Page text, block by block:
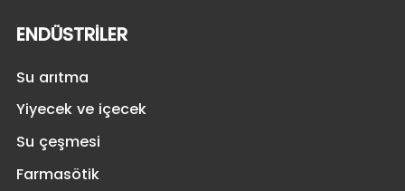
ENDÜSTRILER
Su arıtma
Yiyecek ve içecek
Su çeşmesi
Farmasötik